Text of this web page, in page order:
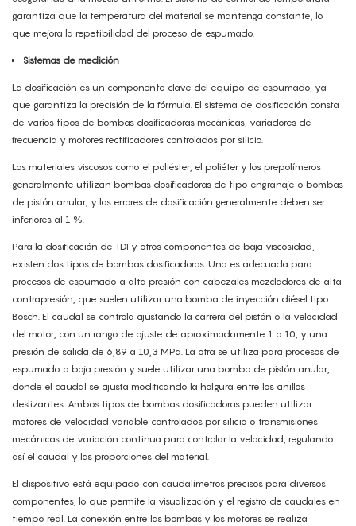
garantiza que la temperatura del material se mantenga constante, lo
que mejora la repetibilidad del proceso de espumado.
Sistemas de medición
La dosificación es un componente clave del equipo de espumado, ya
que garantiza la precisión de la fórmula. El sistema de dosificación consta
de varios tipos de bombas dosificadoras mecánicas, variadores de
frecuencia y motores rectificadores controlados por silicio.
Los materiales viscosos como el poliéster, el poliéter y los prepolímeros
generalmente utilizan bombas dosificadoras de tipo engranaje o bombas
de pistón anular, y los errores de dosificación generalmente deben ser
inferiores al 1 %.
Para la dosificación de TDI y otros componentes de baja viscosidad,
existen dos tipos de bombas dosificadoras. Una es adecuada para
procesos de espumado a alta presión con cabezales mezcladores de alta
contrapresión, que suelen utilizar una bomba de inyección diésel tipo
Bosch. El caudal se controla ajustando la carrera del pistón o la velocidad
del motor, con un rango de ajuste de aproximadamente 1 a 10, y una
presión de salida de 6,89 a 10,3 MPa. La otra se utiliza para procesos de
espumado a baja presión y suele utilizar una bomba de pistón anular,
donde el caudal se ajusta modificando la holgura entre los anillos
deslizantes. Ambos tipos de bombas dosificadoras pueden utilizar
motores de velocidad variable controlados por silicio o transmisiones
mecánicas de variación continua para controlar la velocidad, regulando
así el caudal y las proporciones del material.
El dispositivo está equipado con caudalímetros precisos para diversos
componentes, lo que permite la visualización y el registro de caudales en
tiempo real. La conexión entre las bombas y los motores se realiza